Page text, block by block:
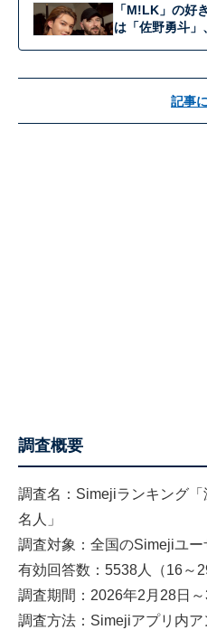
「M!LK」の好
は「佐野勇斗」
記事
調査概要
調査名：Simejiランキング
名人」
調査対象：全国のSimejiユー
有効回答数：5538人（16～
調査期間：2026年2月28日～
調査方法：Simejiアプリ内